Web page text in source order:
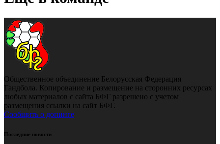
Общественное объединение Белорусская Федерация
Гандбола. Копирование и размещение на сторонних ресурсах
любых материалов с сайта БФГ разрешено с учетом
размещения ссылки на сайт БФГ.
Сообщить о допинге
Последние новости